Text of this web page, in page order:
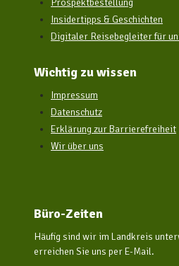
Prospektbestellung
Insidertipps & Geschichten
Digitaler Reisebegleiter für
Wichtig zu wissen
Impressum
Datenschutz
Erklärung zur Barrierefreiheit
Wir über uns
Büro-Zeiten
Häufig sind wir im Landkreis
erreichen Sie uns per E-Mail.